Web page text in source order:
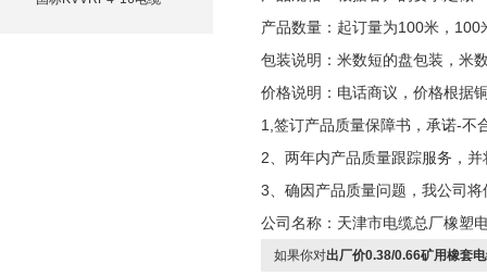
产品数量：起订量为100米，100
包装说明：米数短的盘包装，米
价格说明：电话商议，价格根据
1,签订产品质量保障书，承诺-不
2、两年内产品质量跟踪服务，
3、确因产品质量问题，我公司
公司名称：天津市电缆总厂橡塑
如果你对出厂价0.38/0.66矿用橡套